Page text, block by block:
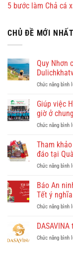
5 bước làm Chả cá
CHỦ ĐỀ MỚI NHẤT
Quy Nhơn
Chức năng bình
Giúp việc
giờ ở
Chức năng bình
Tham
đáo tại
Chức năng bình
Báo An
Tết ý
Chức năng bình
Chức năng bình